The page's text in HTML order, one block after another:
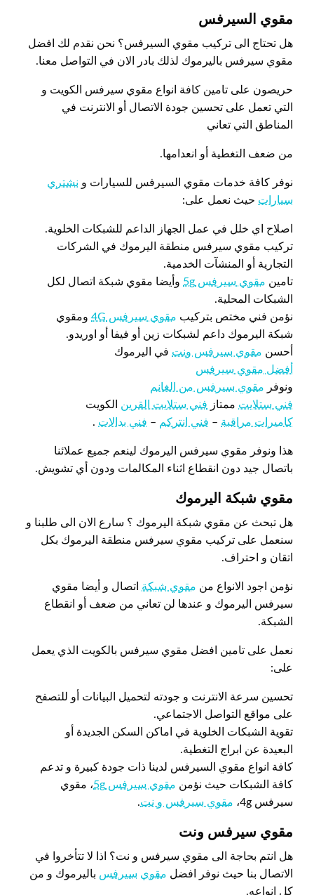
مقوي السيرفس
هل تحتاج الى تركيب مقوي السيرفس؟ نحن نقدم لك افضل
مقوي سيرفس باليرموك لذلك بادر الان في التواصل معنا.
حريصون على تامين كافة انواع مقوي سيرفس الكويت و
التي تعمل على تحسين جودة الاتصال أو الانترنت في
المناطق التي تعاني
من ضعف التغطية أو انعدامها.
نوفر كافة خدمات مقوي السيرفس للسيارات و نشتري
سيارات حيث نعمل على:
اصلاح اي خلل في عمل الجهاز الداعم للشبكات الخلوية.
تركيب مقوي سيرفس منطقة اليرموك في الشركات
التجارية أو المنشآت الخدمية.
تامين مقوي سيرفس 5g
وأيضا مقوي شبكة اتصال لكل
الشبكات المحلية.
نؤمن فني مختص بتركيب مقوي سيرفس 4G
ومقوي
شبكة اليرموك داعم لشبكات زين أو فيفا أو اوريدو.
أحسن مقوي سيرفس ونت في اليرموك
أفضل مقوي سيرفس
ونوفر مقوي سيرفس من الغانم
فني ستلايت ممتاز فني ستلايت القرين الكويت
كاميرات مراقبة – فني انتركم – فني بدالات .
هذا ونوفر مقوي سيرفس اليرموك لينعم جميع عملائنا
باتصال جيد دون انقطاع اثناء المكالمات ودون أي تشويش.
مقوي شبكة اليرموك
هل تبحث عن مقوي شبكة اليرموك ؟ سارع الان الى طلبنا و
سنعمل على تركيب مقوي سيرفس منطقة اليرموك بكل
اتقان و احتراف.
نؤمن اجود الانواع من مقوي شبكة اتصال و أيضا مقوي
سيرفس اليرموك و عندها لن تعاني من ضعف أو انقطاع
الشبكة.
نعمل على تامين افضل مقوي سيرفس بالكويت الذي يعمل
على:
تحسين سرعة الانترنت و جودته لتحميل البيانات أو للتصفح
على مواقع التواصل الاجتماعي.
تقوية الشبكات الخلوية في اماكن السكن الجديدة أو
البعيدة عن ابراج التغطية.
كافة انواع مقوي السيرفس لدينا ذات جودة كبيرة و تدعم
كافة الشبكات حيث نؤمن مقوي سيرفس 5g
، مقوي
سيرفس 4g،
مقوي سيرفس و نت.
مقوي سيرفس ونت
هل انتم بحاجة الى مقوي سيرفس و نت؟ اذا لا تتأخروا في
الاتصال بنا حيث نوفر افضل مقوي سيرفس باليرموك و من
كل انواعه.